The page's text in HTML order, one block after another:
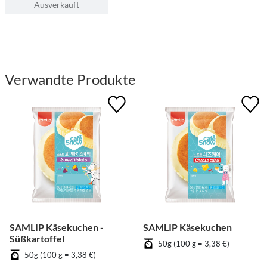
Ausverkauft
Verwandte Produkte
SAMLIP Käsekuchen -
Süßkartoffel
50g (100 g = 3,38 €)
SAMLIP Käsekuchen
50g (100 g = 3,38 €)